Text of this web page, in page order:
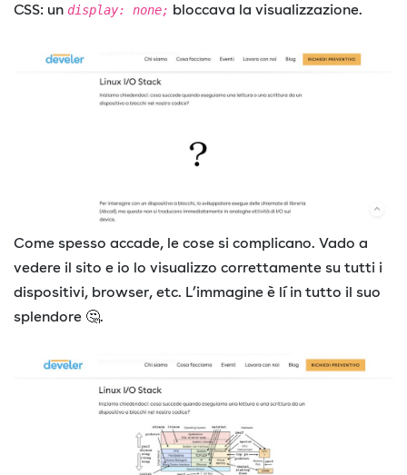
CSS: un display: none; bloccava la visualizzazione.
Come spesso accade, le cose si complicano. Vado a
vedere il sito e io lo visualizzo correttamente su tutti i
dispositivi, browser, etc. L’immagine è lí in tutto il suo
splendore 🤔.